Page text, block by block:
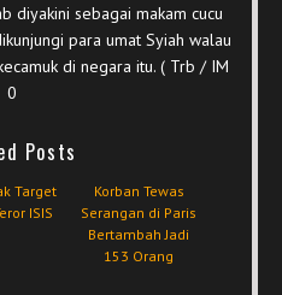
diyakini sebagai makam cucu
para umat Syiah walau
di negara itu. ( Trb / IM
0
Posts
Target
ISIS
Korban Tewas
Serangan di Paris
Bertambah Jadi
153 Orang